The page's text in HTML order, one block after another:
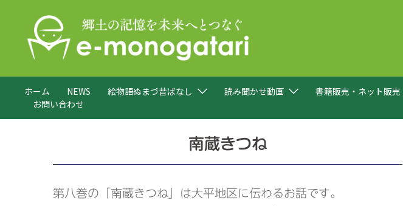
へ
ッ
ホーム NEWS 絵物語ぬまづ昔ばなし 読み聞かせ動画 書籍販売・ネット販売
お問い合わせ
南蔵きつね
第八巻の「南蔵きつね」は大平地区に伝わるお話です。